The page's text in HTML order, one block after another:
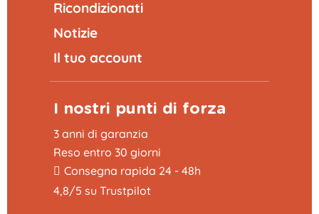
Ricondizionati
Notizie
Il tuo account
I nostri punti di forza
3 anni di garanzia
Reso entro 30 giorni
Consegna rapida 24 - 48h
4,8/5 su Trustpilot